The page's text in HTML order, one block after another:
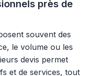
près de
souvent des
le volume ou les
devis permet
et de services, tout